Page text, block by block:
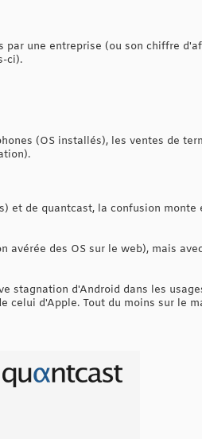
par une entreprise (ou son chiffre
ci).
(OS installés), les ventes de
et de quantcast, la confusion monte
avérée des OS sur le web), mais
stagnation d'Android dans les
celui d'Apple. Tout du moins sur le